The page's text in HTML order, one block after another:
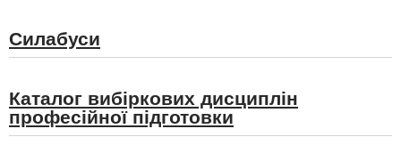
Силабуси
Каталог вибіркових дисциплін
професійної підготовки